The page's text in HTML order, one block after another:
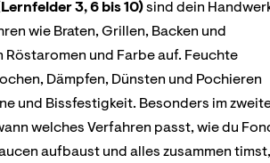
3, 6 bis 10)sind dein
wie Braten, Grillen, Backen und
und Farbe auf. Feuchte
Dämpfen, Dünsten und Pochieren
und Bissfestigkeit. Besonders im
welches Verfahren passt, wie du
aufbaust und alles zusammen timst,